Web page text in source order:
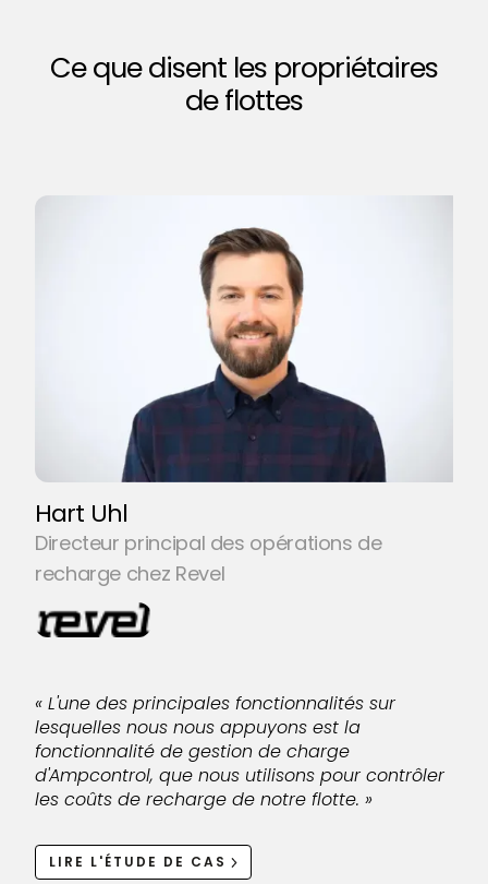
Ce que disent les propriétaires
de flottes
Hart Uhl
Directeur principal des opérations de
recharge chez Revel
« L'une des principales fonctionnalités sur
lesquelles nous nous appuyons est la
fonctionnalité de gestion de charge
d'Ampcontrol, que nous utilisons pour contrôler
les coûts de recharge de notre flotte. »
LIRE L'ÉTUDE DE CAS